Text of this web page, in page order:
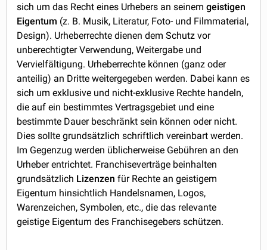
sich um das Recht eines Urhebers an seinemgeistigen
Eigentum (z. B. Musik, Literatur, Foto- und Filmmaterial,
Design). Urheberrechte dienen dem Schutz vor
unberechtigter Verwendung, Weitergabe und
Vervielfältigung. Urheberrechte können (ganz oder
anteilig) an Dritte weitergegeben werden. Dabei kann es
sich um exklusive und nicht-exklusive Rechte handeln,
die auf ein bestimmtes Vertragsgebiet und eine
bestimmte Dauer beschränkt sein können oder nicht.
Dies sollte grundsätzlich schriftlich vereinbart werden.
Im Gegenzug werden üblicherweise Gebühren an den
Urheber entrichtet. Franchiseverträge beinhalten
grundsätzlich Lizenzen für Rechte an geistigem
Eigentum hinsichtlich Handelsnamen, Logos,
Warenzeichen, Symbolen, etc., die das relevante
geistige Eigentum des Franchisegebers schützen.